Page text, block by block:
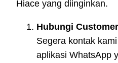
Hiace yang diinginkan.
Hubungi
Segera kontak
aplikasi WhatsApp